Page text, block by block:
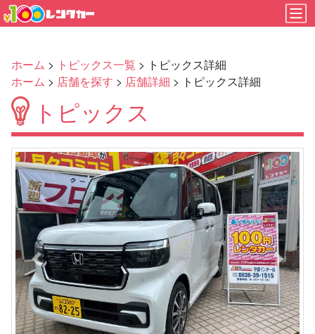
ホーム > トピックス一覧 > トピックス詳細
ホーム > 店舗を探す > 店舗詳細 > トピックス詳細
トピックス
Previous Next